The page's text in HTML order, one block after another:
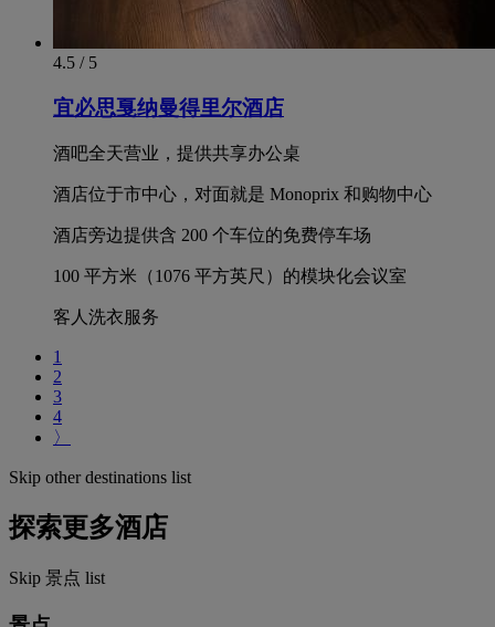
4.5 / 5
宜必思戛纳曼得里尔酒店
酒吧全天营业，提供共享办公桌
酒店位于市中心，对面就是 Monoprix 和购物中心
酒店旁边提供含 200 个车位的免费停车场
100 平方米（1076 平方英尺）的模块化会议室
客人洗衣服务
1
2
3
4
〉
Skip other destinations list
探索更多酒店
Skip 景点 list